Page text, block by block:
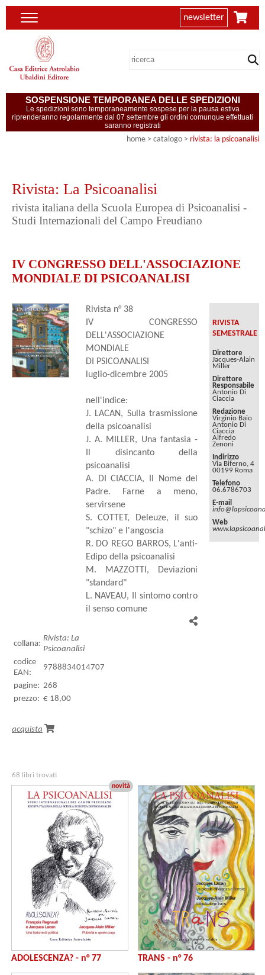
newsletter
SOSPENSIONE TEMPORANEA DELLE SPEDIZIONI
Le spedizioni sono temporaneamente sospese per la pausa estiva
riprenderanno regolarmente dal 07 settembre gli ordini comunque effettuati
saranno registrati
home > catalogo > rivista: la psicoanalisi
Rivista: La Psicoanalisi
rivista italiana della Scuola Europea di Psicoanalisi -
Studi Internazionali del Campo Freudiano
IV CONGRESSO DELL'ASSOCIAZIONE
MONDIALE DI PSICOANALISI
Rivista n° 38
IV CONGRESSO
DELL'ASSOCIAZIONE
MONDIALE
DI PSICOANALISI
luglio-dicembre 2005
nell'indice:
J. LACAN, Sulla trasmissione
della psicoanalisi
J. A. MILLER, Una fantasia -
Il disincanto della
psicoanalisi
A. DI CIACCIA, Il Nome del
Padre. Farne a meno,
servirsene
S. COTTET, Deleuze, il suo
"schizo" e l'angoscia
R. DO REGO BARROS, L'anti-
Edipo della psicoanalisi
M. MAZZOTTI, Deviazioni
"standard"
L. NAVEAU, Il sintomo contro
il senso comune
RIVISTA
SEMESTRALE
Direttore
Jacques-Alain
Miller
Direttore
Responsabile
Antonio Di
Ciaccia
Redazione
Virginio Baio
Antonio Di
Ciaccia
Alfredo
Zenoni
Indirizzo
Via Biferno, 4
00199 Roma
Telefono
06.6786703
E-mail
Web
collana:
Rivista: La
Psicoanalisi
codice
EAN:
9788834014707
pagine: 268
prezzo: € 18,00
acquista
68 libri trovati
novità
ADOLESCENZA? - n° 77 TRANS - n° 76